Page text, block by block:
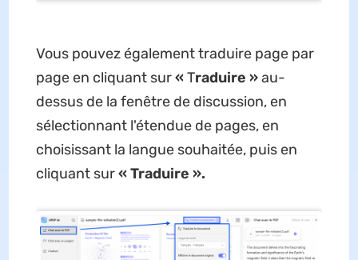
Vous pouvez également traduire page par
page en cliquant sur« Traduire »au-
dessus de la fenêtre de discussion, en
sélectionnant l'étendue de pages, en
choisissant la langue souhaitée, puis en
cliquant sur« Traduire ».